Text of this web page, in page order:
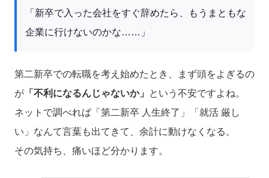
「新卒で入った会社をすぐ辞めたら、もうまともな
企業に行けないのかな……」
第二新卒での転職を考え始めたとき、まず頭をよぎるの
が 「不利になるんじゃないか」
という不安ですよね。
ネットで調べれば「第二新卒 人生終了」「就活 厳し
い」なんて言葉も出てきて、余計に動けなくなる。
その気持ち、痛いほど分かります。